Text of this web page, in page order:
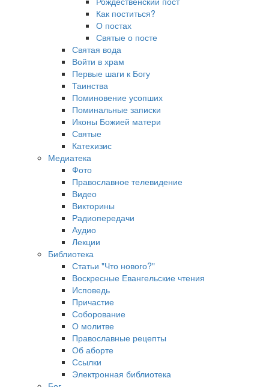
Как поститься?
О постах
Святые о посте
Святая вода
Войти в храм
Первые шаги к Богу
Таинства
Поминовение усопших
Поминальные записки
Иконы Божией матери
Святые
Катехизис
Медиатека
Фото
Православное телевидение
Видео
Викторины
Радиопередачи
Аудио
Лекции
Библиотека
Статьи "Что нового?"
Воскресные Евангельские чтения
Исповедь
Причастие
Соборование
О молитве
Православные рецепты
Об аборте
Ссылки
Электронная библиотека